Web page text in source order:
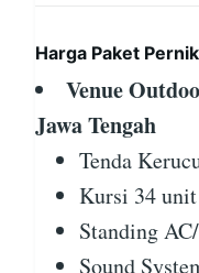
Harga Paket
Venue
Jawa Tengah
Tenda
Kursi 34 unit
Standing
Sound